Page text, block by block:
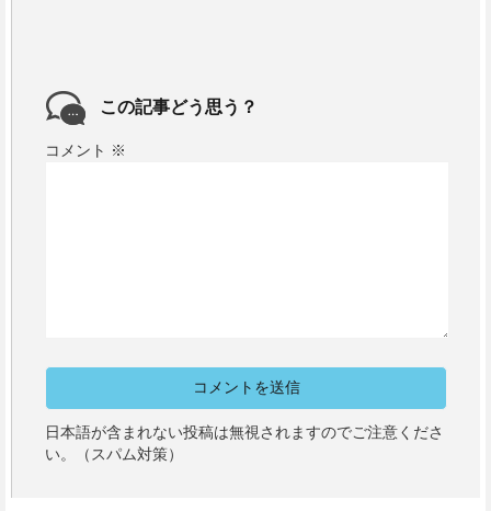
この記事どう思う？
コメント ※
日本語が含まれない投稿は無視されますのでご注意くださ
い。（スパム対策）